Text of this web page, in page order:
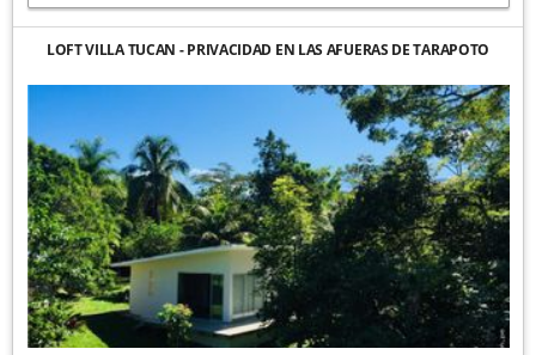
LOFT VILLA TUCAN - PRIVACIDAD EN LAS AFUERAS DE TARAPOTO